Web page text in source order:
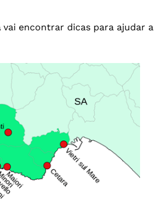
vai encontrar dicas para ajudar a